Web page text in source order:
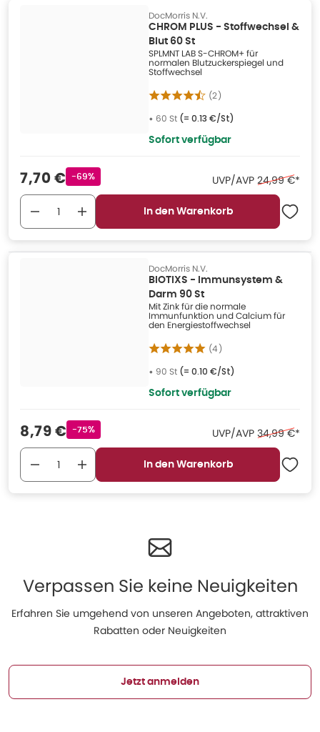
DocMorris N.V.
CHROM PLUS - Stoffwechsel &
Blut 60 St
SPLMNT LAB S-CHROM+ für
normalen Blutzuckerspiegel und
Stoffwechsel
(2)
• 60 St (= 0.13 €/St)
Sofort verfügbar
Verkaufspreis
7,70 €Rabattstempel
-69% UVP/AVP Ehemaliger
24,99 €*
In den Warenkorb
DocMorris N.V.
BIOTIXS - Immunsystem &
Darm 90 St
Mit Zink für die normale
Immunfunktion und Calcium für
den Energiestoffwechsel
(4)
• 90 St (= 0.10 €/St)
Sofort verfügbar
Verkaufspreis
8,79 €Rabattstempel
-75% UVP/AVP Ehemaliger
34,99 €*
In den Warenkorb
Verpassen Sie keine Neuigkeiten
Erfahren Sie umgehend von unseren Angeboten, attraktiven
Rabatten oder Neuigkeiten
Jetzt anmelden